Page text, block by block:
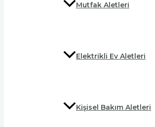
Mutfak Aletleri
Elektrikli Ev Aletleri
Kişisel Bakım Aletleri